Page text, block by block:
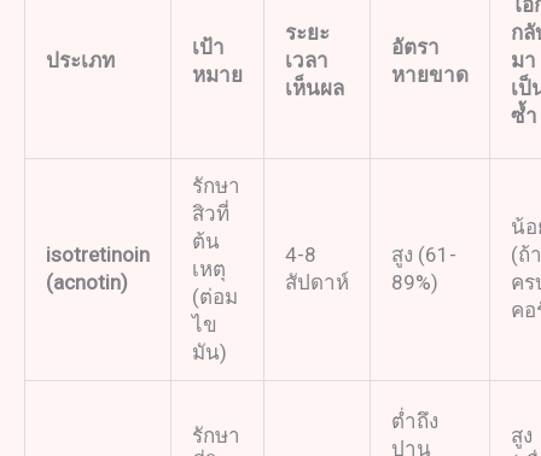
ประเภท
เป้า
หมาย
ระยะ
เวลา
เห็นผล
อัตรา
หายขาด
กลั
มา
เป็
ซ้ำ
isotretinoin
(acnotin)
รักษา
สิวที่
ต้น
เหตุ
(ต่อม
ไข
มัน)
4-8
สัปดาห์
สูง (61-
89%)
น้อ
(ถ้
คร
คอ
รักษา
ต่ำถึง
ปาน
สูง